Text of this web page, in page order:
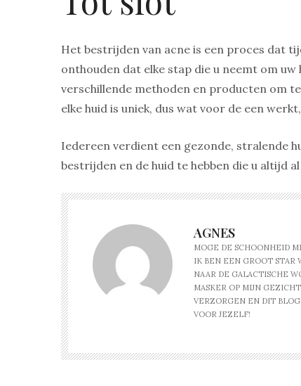
Het bestrijden van acne is een proces dat
onthouden dat elke stap die u neemt om
verschillende methoden en producten om
elke huid is uniek, dus wat voor de een
Iedereen verdient een gezonde, stralende
bestrijden en de huid te hebben die u altijd
AGNES
MOGE DE SCHOONHEID
IK BEN EEN GROOT STAR
NAAR DE GALACTISCHE
MASKER OP MIJN
VERZORGEN EN DIT
VOOR JEZELF!